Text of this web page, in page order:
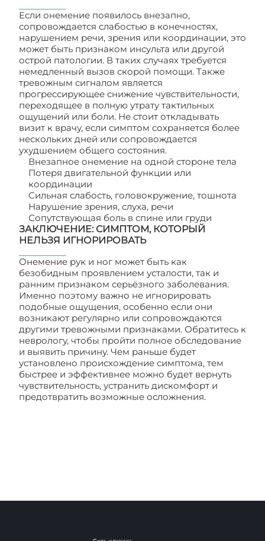
Если онемение появилось внезапно,
сопровождается слабостью в конечностях,
нарушением речи, зрения или координации, это
может быть признаком инсульта или другой
острой патологии. В таких случаях требуется
немедленный вызов скорой помощи. Также
тревожным сигналом является
прогрессирующее снижение чувствительности,
переходящее в полную утрату тактильных
ощущений или боли. Не стоит откладывать
визит к врачу, если симптом сохраняется более
нескольких дней или сопровождается
ухудшением общего состояния.
Внезапное онемение на одной стороне тела
Потеря двигательной функции или
координации
Сильная слабость, головокружение, тошнота
Нарушение зрения, слуха, речи
Сопутствующая боль в спине или груди
ЗАКЛЮЧЕНИЕ: СИМПТОМ, КОТОРЫЙ
НЕЛЬЗЯ ИГНОРИРОВАТЬ
Онемение рук и ног может быть как
безобидным проявлением усталости, так и
ранним признаком серьёзного заболевания.
Именно поэтому важно не игнорировать
подобные ощущения, особенно если они
возникают регулярно или сопровождаются
другими тревожными признаками. Обратитесь к
неврологу, чтобы пройти полное обследование
и выявить причину. Чем раньше будет
установлено происхождение симптома, тем
быстрее и эффективнее можно будет вернуть
чувствительность, устранить дискомфорт и
предотвратить возможные осложнения.